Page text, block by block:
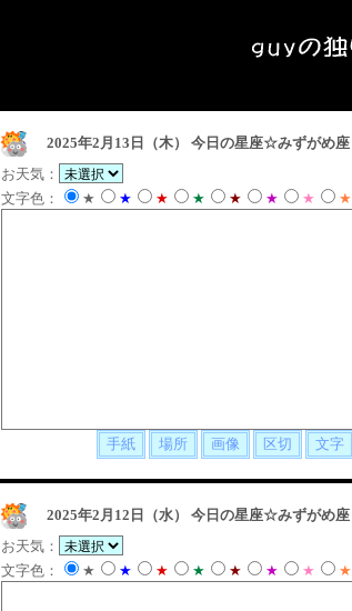
2025年2月13日（木）
今日の星座☆みずがめ座
お天気：
文字色：
★ ★ ★ ★ ★ ★ ★ ★
2025年2月12日（水）
今日の星座☆みずがめ座
お天気：
文字色：
★ ★ ★ ★ ★ ★ ★ ★